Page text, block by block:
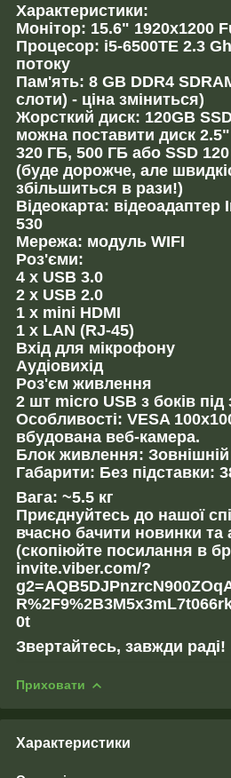
Характеристики:
Монітор: 15.6" 1920х1200
Процесор: i5-6500TE 2.3
потоку
Пам'ять: 8 GB DDR4
слоти) - ціна зміниться)
Жорсткий диск: 120GB
можна поставити диск
320 ГБ, 500 ГБ або SSD
(буде дорожче, але
збільшиться в рази!)
Відеокарта:
530
Мережа: модуль WIFI
Роз'єми:
4 x USB 3.0
2 x USB 2.0
1 x mini HDMI
1 x LAN (RJ-45)
Вхід для мікрофону
Аудіовихід
Роз'єм живлення
2 шт micro USB з боків
Особливості: VESA
вбудована веб-камера.
Блок живлення: Зовнішній
Габарити: Без підставки:
Вага: ~5.5 кг
Приєднуйтесь до нашої
вчасно бачити новинки та
(скопіюйте посилання в
invite.viber.com/?
0t
Звертайтесь, завжди раді!
Приховати
Характеристики